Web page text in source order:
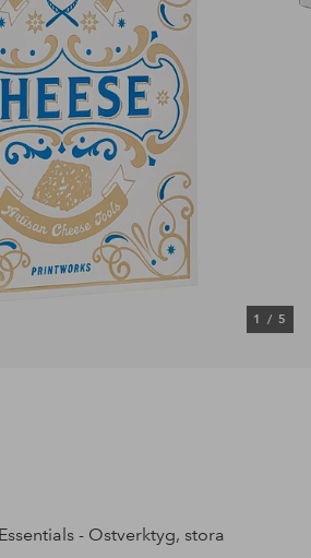
1 / 5
- Ostverktyg, stora